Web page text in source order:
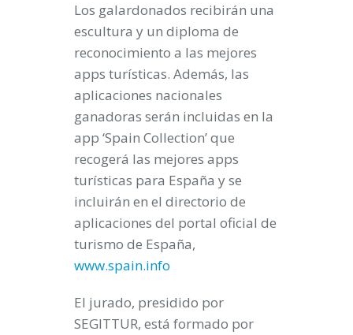
Los galardonados recibirán una
escultura y un diploma de
reconocimiento a las mejores
apps turísticas. Además, las
aplicaciones nacionales
ganadoras serán incluidas en la
app ‘Spain Collection’que
recogerá las mejores apps
turísticas para España yse
incluirán en el directorio de
aplicaciones del portal oficial de
turismo de España,
www.spain.info
El jurado, presidido por
SEGITTUR, está formado por